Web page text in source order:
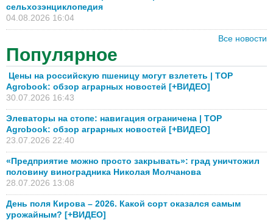
сельхозэнциклопедия
04.08.2026 16:04
Все новости
Популярное
Цены на российскую пшеницу могут взлететь | TOP
Agrobook: обзор аграрных новостей [+ВИДЕО]
30.07.2026 16:43
Элеваторы на стопе: навигация ограничена | TOP
Agrobook: обзор аграрных новостей [+ВИДЕО]
23.07.2026 22:40
«Предприятие можно просто закрывать»: град уничтожил
половину виноградника Николая Молчанова
28.07.2026 13:08
День поля Кирова – 2026. Какой сорт оказался самым
урожайным? [+ВИДЕО]